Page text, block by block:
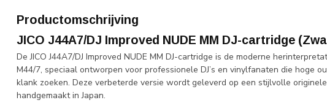
Productomschrijving
JICO J44A7/DJ Improved NUDE MM DJ-cartridge
De JICO J44A7/DJ Improved NUDE MM DJ-cartridge is de moderne
M44/7, speciaal ontworpen voor professionele DJ’s en vinylfanaten die hoge
klank zoeken. Deze verbeterde versie wordt geleverd op een stijlvolle
handgemaakt in Japan.